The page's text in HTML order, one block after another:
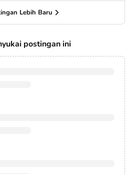
Lebih Baru
postingan ini